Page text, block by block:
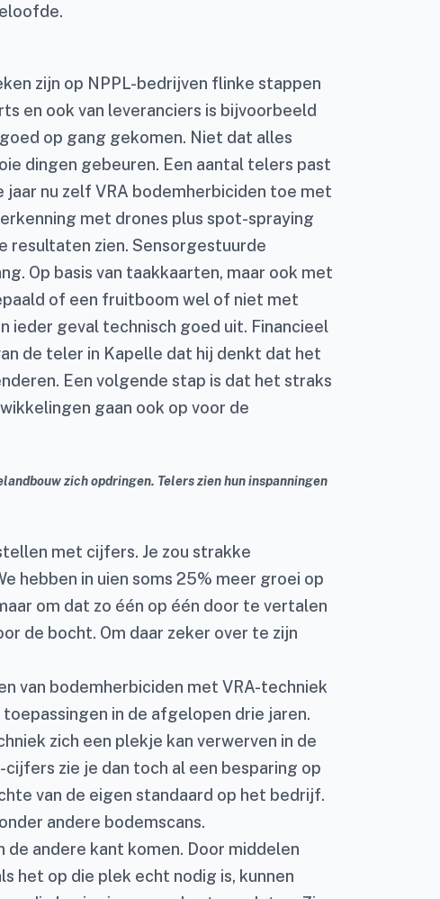
zijn op NPPL-bedrijven flinke stappen
en ook van leveranciers is bijvoorbeeld
op gang gekomen. Niet dat alles
dingen gebeuren. Een aantal telers past
nu zelf VRA bodemherbiciden toe met
met drones plus spot-spraying
resultaten zien. Sensorgestuurde
Op basis van taakkaarten, maar ook met
of een fruitboom wel of niet met
ieder geval technisch goed uit. Financieel
de teler in Kapelle dat hij denkt dat het
Een volgende stap is dat het straks
gaan ook op voor de
zich opdringen. Telers zien hun inspanningen
met cijfers. Je zou strakke
hebben in uien soms 25% meer groei op
om dat zo één op één door te vertalen
de bocht. Om daar zeker over te zijn
van bodemherbiciden met VRA-techniek
in de afgelopen drie jaren.
zich een plekje kan verwerven in de
zie je dan toch al een besparing op
van de eigen standaard op het bedrijf.
andere bodemscans.
andere kant komen. Door middelen
het op die plek echt nodig is, kunnen